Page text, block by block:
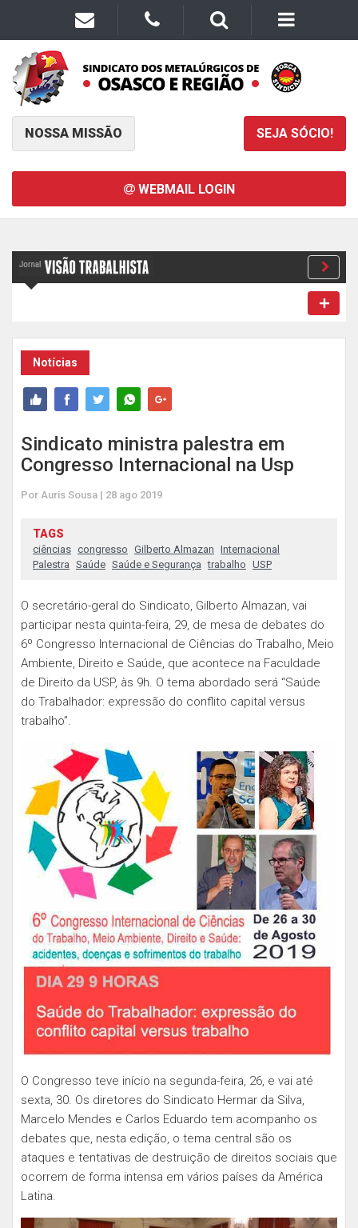
NOSSA MISSÃO SEJA SÓCIO!
WEBMAIL LOGIN
Notícias
Sindicato ministra palestra em
Congresso Internacional na Usp
Por Auris Sousa | 28 ago 2019
TAGS
ciências congresso Gilberto Almazan Internacional
Palestra Saúde Saúde e Segurança trabalho USP
O secretário-geral do Sindicato, Gilberto Almazan, vai
participar nesta quinta-feira, 29, de mesa de debates do
6º Congresso Internacional de Ciências do Trabalho, Meio
Ambiente, Direito e Saúde, que acontece na Faculdade
de Direito da USP, às 9h. O tema abordado será “Saúde
do Trabalhador: expressão do conflito capital versus
trabalho”.
O Congresso teve início na segunda-feira, 26, e vai até
sexta, 30. Os diretores do Sindicato Hermar da Silva,
Marcelo Mendes e Carlos Eduardo tem acompanho os
debates que, nesta edição, o tema central são os
ataques e tentativas de destruição de direitos sociais que
ocorrem de forma intensa em vários países da América
Latina.